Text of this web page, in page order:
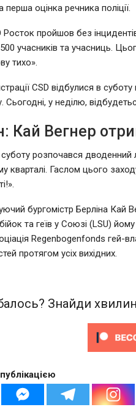
оцінка речника поліції.
пройшов без
учасників та учасниць.
тихо».
CSD відбулися в
Сьогодні, у неділю,
Кай Вегнер
суботу розпочався
кварталі. Гаслом цього
бургомістр Берліна Кай
та геїв у Союзі (LSU)
Regenbogenfonds гей-
протягом усіх вихідних.
Знайди